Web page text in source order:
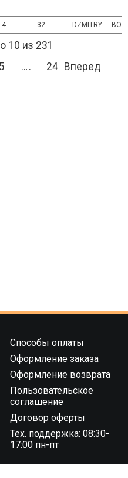
4 32 DZMITRY
10 из 231
… 24 Вперед
Способы оплаты
Оформление заказа
Оформление возврата
Пользовательское
соглашение
Договор оферты
Тех. поддержка: 08:30-
17:00 пн-пт